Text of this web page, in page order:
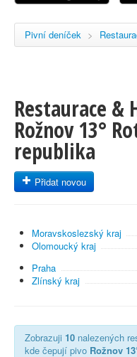
Pivní deníček >
Restaurace &
Rožnov 13°
republika
Přidat novou
Moravskoslezský kraj
Olomoucký kraj
Praha
Zlínský kraj
Zobrazuji 10 nalezených
kde čepují pivo Rožnov